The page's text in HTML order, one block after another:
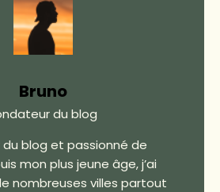
Bruno
du blog
blog et passionné de
mon plus jeune âge, j’ai
nombreuses villes partout